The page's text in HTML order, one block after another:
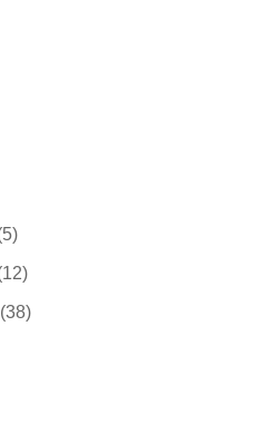
55
продукта
1212
продукта
3838